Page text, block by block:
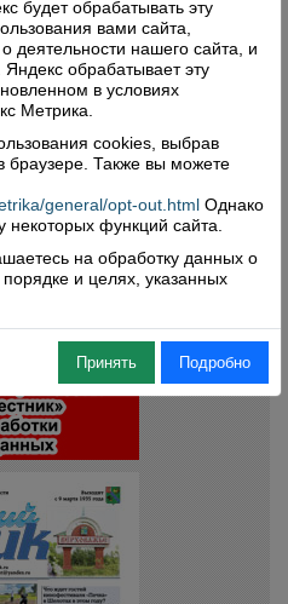
будет обрабатывать эту
вами сайта,
деятельности нашего сайта, и
Яндекс обрабатывает эту
в условиях
Метрика.
cookies, выбрав
браузере. Также вы можете
general/opt-out.html Однако
некоторых функций сайта.
на обработку данных о
и целях, указанных
Принять Подробно